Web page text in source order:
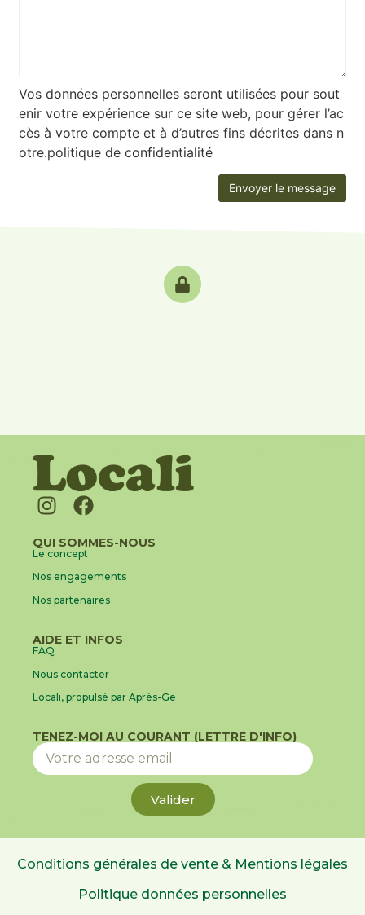
Vos données personnelles seront utilisées pour sout
enir votre expérience sur ce site web, pour gérer l’ac
cès à votre compte et à d’autres fins décrites dans n
otre.politique de confidentialité
QUI SOMMES-NOUS
Le concept
Nos engagements
Nos partenaires
AIDE ET INFOS
FAQ
Nous contacter
Locali, propulsé par Après-Ge
TENEZ-MOI AU COURANT (LETTRE D'INFO)
Valider
Conditions générales de vente & Mentions légales
Politique données personnelles